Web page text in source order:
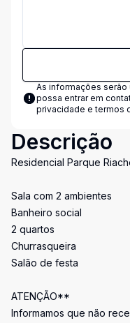
As informações serão
possa entrar em
privacidade e termos
Descrição
Residencial Parque
Sala com 2 ambientes
Banheiro social
2 quartos
Churrasqueira
Salão de festa
ATENÇÃO**
Informamos que não